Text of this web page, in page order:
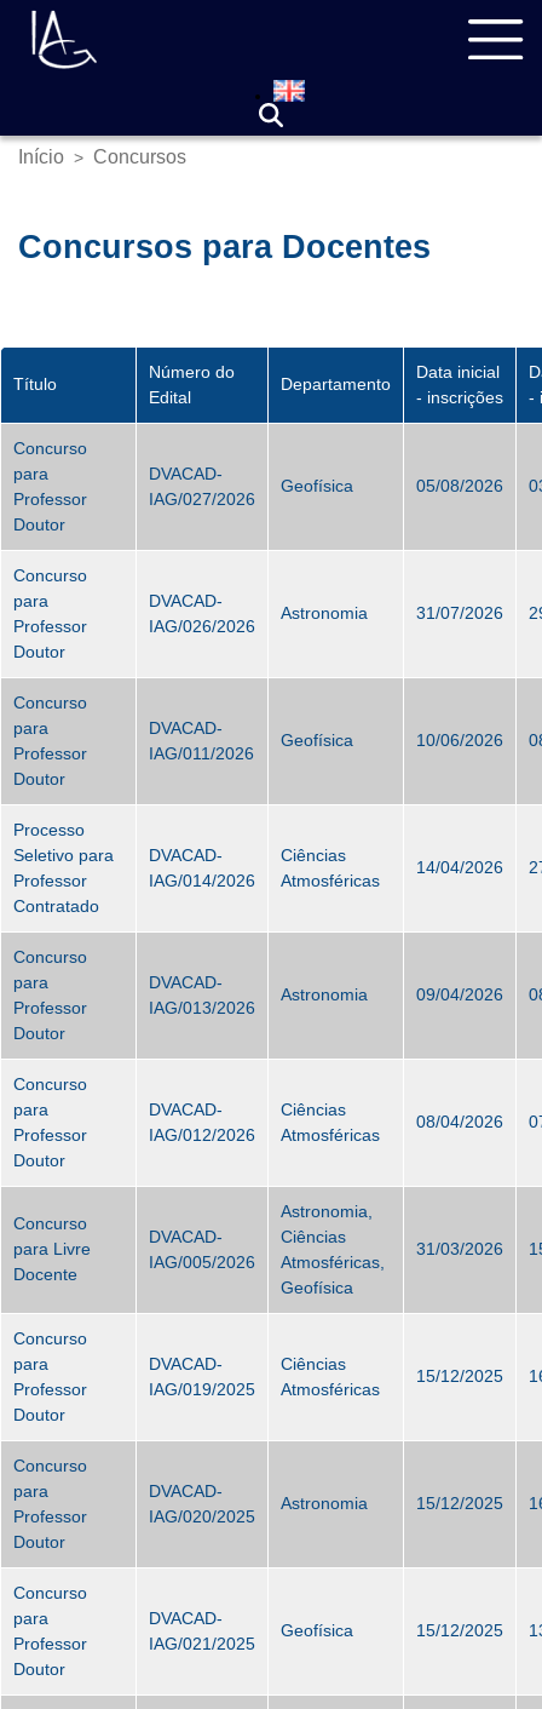
Pular
para
Trilha
Início > Concursos
Concursos para Docentes
Título
Número do
Edital
Departamento
Data inicial
- inscrições
-
Concurso
para
Professor
Doutor
DVACAD-
IAG/027/2026
Geofísica 05/08/2026
Concurso
para
Professor
Doutor
DVACAD-
IAG/026/2026
Astronomia 31/07/2026
Concurso
para
Professor
Doutor
DVACAD-
IAG/011/2026
Geofísica 10/06/2026
Processo
Seletivo para
Professor
Contratado
DVACAD-
IAG/014/2026
Ciências
Atmosféricas
14/04/2026
Concurso
para
Professor
Doutor
DVACAD-
IAG/013/2026
Astronomia 09/04/2026
Concurso
para
Professor
Doutor
DVACAD-
IAG/012/2026
Ciências
Atmosféricas
08/04/2026
Concurso
para Livre
Docente
DVACAD-
IAG/005/2026
Astronomia,
Ciências
Atmosféricas,
Geofísica
31/03/2026
Concurso
para
Professor
Doutor
DVACAD-
IAG/019/2025
Ciências
Atmosféricas
15/12/2025
Concurso
para
Professor
Doutor
DVACAD-
IAG/020/2025
Astronomia 15/12/2025
Concurso
para
Professor
Doutor
DVACAD-
IAG/021/2025
Geofísica 15/12/2025